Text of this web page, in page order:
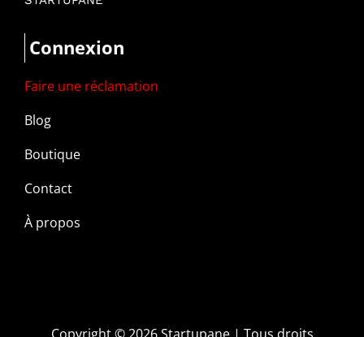
Connexion
Faire une réclamation
Blog
Boutique
Contact
À propos